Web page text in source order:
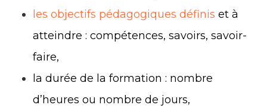
les objectifs pédagogiques définis et à
atteindre : compétences, savoirs, savoir-
faire,
la durée de la formation : nombre
d’heures ou nombre de jours,